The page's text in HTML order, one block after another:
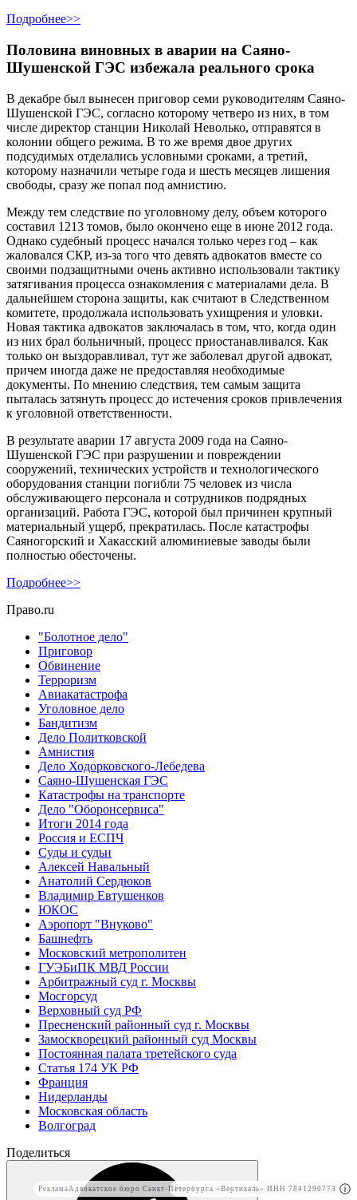
Подробнее>>
Половина виновных в аварии на Саяно-
Шушенской ГЭС избежала реального срока
В декабре был вынесен приговор семи руководителям Саяно-
Шушенской ГЭС, согласно которому четверо из них, в том
числе директор станции Николай Неволько, отправятся в
колонии общего режима. В то же время двое других
подсудимых отделались условными сроками, а третий,
которому назначили четыре года и шесть месяцев лишения
свободы, сразу же попал под амнистию.
Между тем следствие по уголовному делу, объем которого
составил 1213 томов, было окончено еще в июне 2012 года.
Однако судебный процесс начался только через год – как
жаловался СКР, из-за того что девять адвокатов вместе со
своими подзащитными очень активно использовали тактику
затягивания процесса ознакомления с материалами дела. В
дальнейшем сторона защиты, как считают в Следственном
комитете, продолжала использовать ухищрения и уловки.
Новая тактика адвокатов заключалась в том, что, когда один
из них брал больничный, процесс приостанавливался. Как
только он выздоравливал, тут же заболевал другой адвокат,
причем иногда даже не предоставляя необходимые
документы. По мнению следствия, тем самым защита
пыталась затянуть процесс до истечения сроков привлечения
к уголовной ответственности.
В результате аварии 17 августа 2009 года на Саяно-
Шушенской ГЭС при разрушении и повреждении
сооружений, технических устройств и технологического
оборудования станции погибли 75 человек из числа
обслуживающего персонала и сотрудников подрядных
организаций. Работа ГЭС, которой был причинен крупный
материальный ущерб, прекратилась. После катастрофы
Саяногорский и Хакасский алюминиевые заводы были
полностью обесточены.
Подробнее>>
Право.ru
"Болотное дело"
Приговор
Обвинение
Терроризм
Авиакатастрофа
Уголовное дело
Бандитизм
Дело Политковской
Амнистия
Дело Ходорковского-Лебедева
Саяно-Шушенская ГЭС
Катастрофы на транспорте
Дело "Оборонсервиса"
Итоги 2014 года
Россия и ЕСПЧ
Суды и судьи
Алексей Навальный
Анатолий Сердюков
Владимир Евтушенков
ЮКОС
Аэропорт "Внуково"
Башнефть
Московский метрополитен
ГУЭБиПК МВД России
Арбитражный суд г. Москвы
Мосгорсуд
Верховный суд РФ
Пресненский районный суд г. Москвы
Замоскворецкий районный суд Москвы
Постоянная палата третейского суда
Статья 174 УК РФ
Франция
Нидерланды
Московская область
Волгоград
Поделиться
Реклама АО"Право.ру" ИНН: 7708095468
Реклама Адвокатское бюро Санкт-Петербурга «Вертикаль» ИНН 7841290773